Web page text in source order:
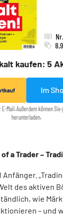
kaufen: 5
Im
Mail. Außerdem können
herunterladen.
a Trader –
des aktiven
wie
– und